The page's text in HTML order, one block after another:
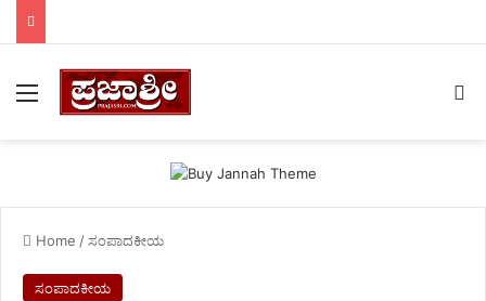
Menu
Home /ಸಂಪಾದಕೀಯ
ಸಂಪಾದಕೀಯ